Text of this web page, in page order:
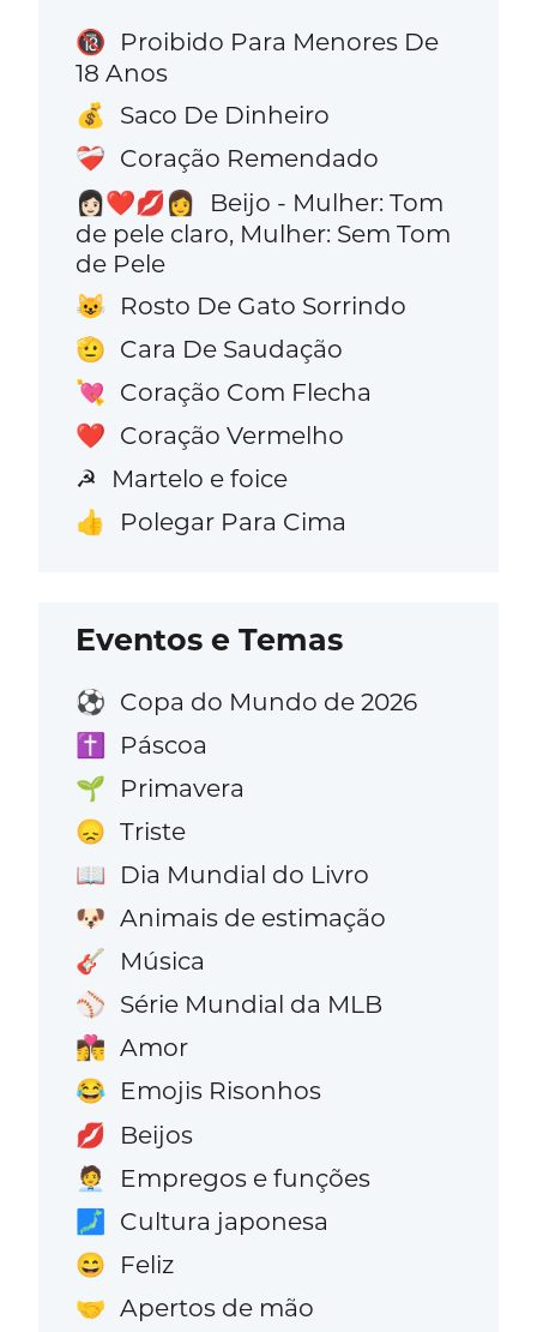
🔞
Proibido Para Menores De
18 Anos
💰 Saco De Dinheiro
❤️‍🩹 Coração Remendado
👩🏻‍❤️‍💋‍👩
Beijo - Mulher: Tom
de pele claro, Mulher: Sem Tom
de Pele
😺 Rosto De Gato Sorrindo
🫡 Cara De Saudação
💘 Coração Com Flecha
❤️ Coração Vermelho
☭ Martelo e foice
👍 Polegar Para Cima
Eventos e Temas
⚽ Copa do Mundo de 2026
✝️ Páscoa
🌱 Primavera
😞 Triste
📖 Dia Mundial do Livro
🐶 Animais de estimação
🎸 Música
⚾ Série Mundial da MLB
👩‍❤️‍💋‍👨 Amor
😂 Emojis Risonhos
💋 Beijos
🧑‍💼 Empregos e funções
🗾 Cultura japonesa
😄 Feliz
🤝 Apertos de mão